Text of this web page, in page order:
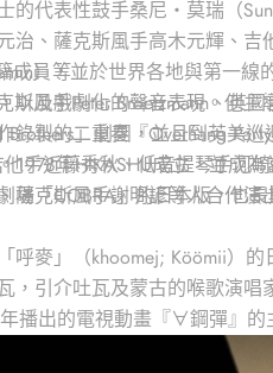
的代表性鼓手桑尼‧莫瑞（
、薩克斯風手高木元輝、
員，並於世界各地與第一線
風手Peter Broetzmann、英
製的二重奏『Overhang
手近藤秀秋、低音提琴手河
薩克斯風手謝明諺等人合作演
）等
及戲劇化的聲音表現。他主
」劇團，並且到英美
年HIKASHU成立，並成
「COBRA」的日本版，也
麥」（khoomej; Köömii）
引介吐瓦及蒙古的喉歌演唱
播出的電視動畫『∀鋼彈』
Jew’s harp，台灣原住民也